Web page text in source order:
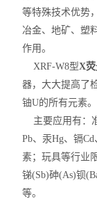
等特殊技术优势
冶金、地矿、塑
作用。
XRF-W8型X
器，大大提高了
铀U的所有元素。
主要应用有：
Pb、汞Hg、镉
素；玩具等行业
锑(Sb)砷(As)钡
等。